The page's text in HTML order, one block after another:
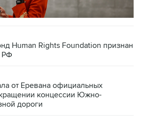
Human Rights Foundation признан
РФ
от Еревана официальных
концессии Южно-
дороги